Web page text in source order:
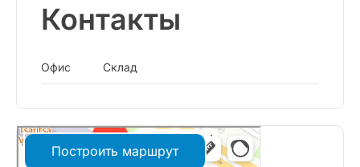
Контакты
Офис Склад
Построить маршрут